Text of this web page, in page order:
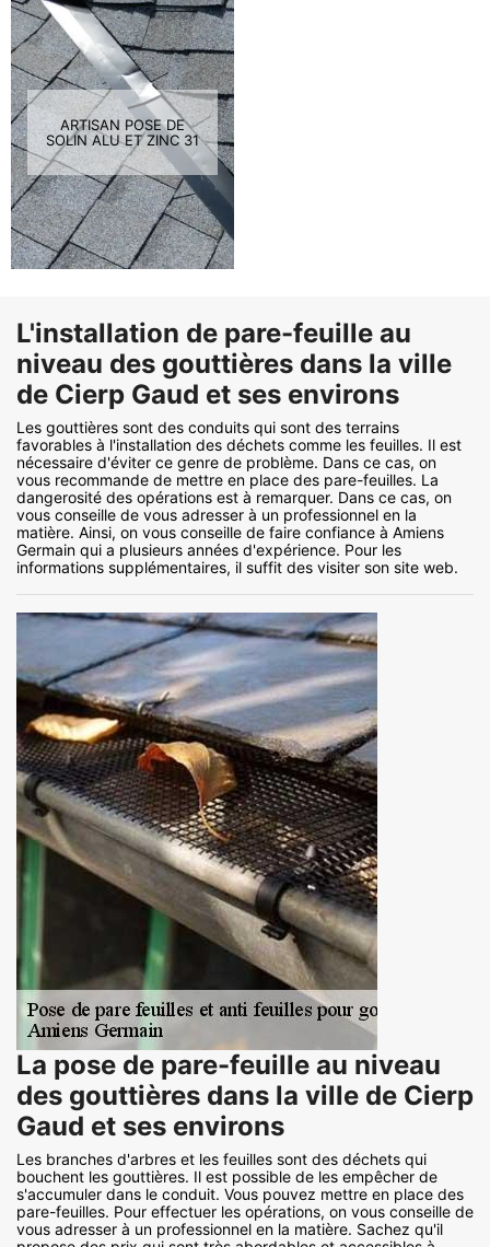
ARTISAN POSE DE
SOLIN ALU ET ZINC 31
L'installation de pare-feuille au
niveau des gouttières dans la ville
de Cierp Gaud et ses environs
Les gouttières sont des conduits qui sont des terrains
favorables à l'installation des déchets comme les feuilles. Il est
nécessaire d'éviter ce genre de problème. Dans ce cas, on
vous recommande de mettre en place des pare-feuilles. La
dangerosité des opérations est à remarquer. Dans ce cas, on
vous conseille de vous adresser à un professionnel en la
matière. Ainsi, on vous conseille de faire confiance à Amiens
Germain qui a plusieurs années d'expérience. Pour les
informations supplémentaires, il suffit des visiter son site web.
La pose de pare-feuille au niveau
des gouttières dans la ville de Cierp
Gaud et ses environs
Les branches d'arbres et les feuilles sont des déchets qui
bouchent les gouttières. Il est possible de les empêcher de
s'accumuler dans le conduit. Vous pouvez mettre en place des
pare-feuilles. Pour effectuer les opérations, on vous conseille de
vous adresser à un professionnel en la matière. Sachez qu'il